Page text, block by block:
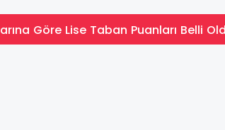
Göre Lise Taban Puanları Belli